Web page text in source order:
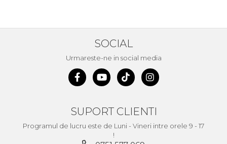
SOCIAL
Urmareste-ne in social media
SUPORT CLIENTI
Programul de lucru este de Luni - Vineri intre orele 9 - 17
!